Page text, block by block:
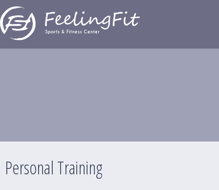
Παράκαμψη προς το κυρίως περιεχόμενο
Personal Training